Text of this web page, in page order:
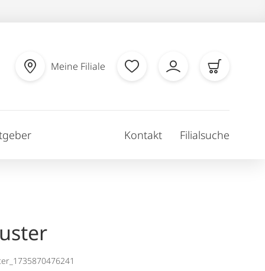
Meine Filiale
Kontakt Filialsuche